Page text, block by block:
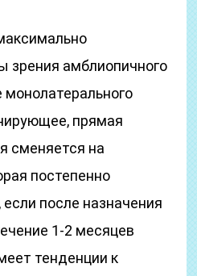
зрения амблиопичного
монолатерального
прямая
сменяется на
постепенно
после назначения
1-2 месяцев
тенденции к